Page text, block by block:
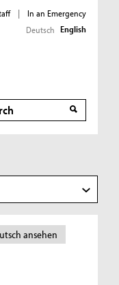
|
In an Emergency
Deutsch English
ansehen